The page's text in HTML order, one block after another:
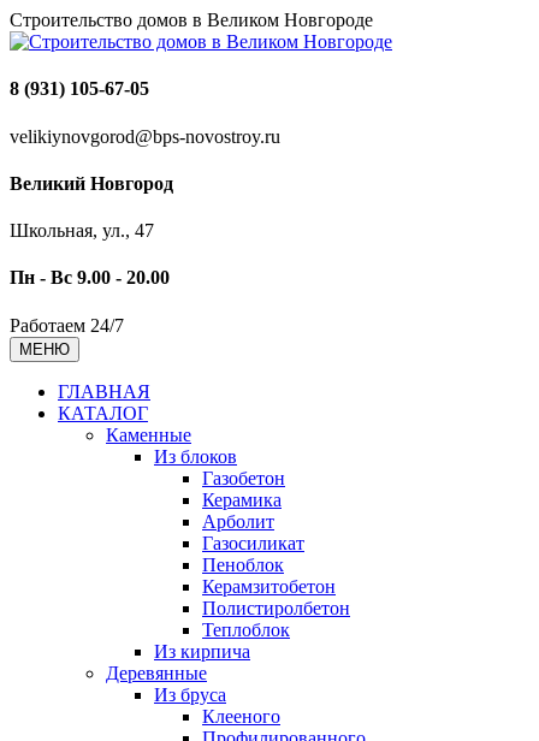
Строительство домов в Великом Новгороде
8 (931) 105-67-05
velikiynovgorod@bps-novostroy.ru
Великий Новгород
Школьная, ул., 47
Пн - Вс 9.00 - 20.00
Работаем 24/7
МЕНЮ
ГЛАВНАЯ
КАТАЛОГ
Каменные
Из блоков
Газобетон
Керамика
Арболит
Газосиликат
Пеноблок
Керамзитобетон
Полистиролбетон
Теплоблок
Из кирпича
Деревянные
Из бруса
Клееного